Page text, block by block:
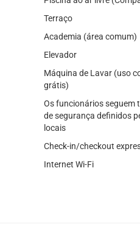
Terraço
Academia (área comum)
Elevador
Máquina de Lavar (uso
grátis)
Os funcionários seguem
de segurança definidos
locais
Check-in/checkout
Internet Wi-Fi